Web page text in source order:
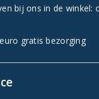
bij ons in de winkel:
gratis bezorging